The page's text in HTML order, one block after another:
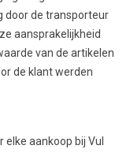
door de transporteur
aansprakelijkheid
van de artikelen
de klant werden
aankoop bij Vul